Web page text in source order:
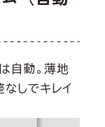
自動。薄地
しでキレイ